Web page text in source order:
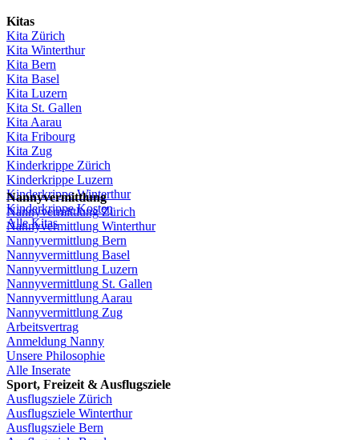
Kitas
Kita Zürich
Kita Winterthur
Kita Bern
Kita Basel
Kita Luzern
Kita St. Gallen
Kita Aarau
Kita Fribourg
Kita Zug
Kinderkrippe Zürich
Kinderkrippe Luzern
KinderkrippeWinterthur
Kinderkrippe Kosten
Alle Kitas
Nannyvermittlung
Nannyvermittlung Zürich
Nannyvermittlung Winterthur
Nannyvermittlung Bern
Nannyvermittlung Basel
Nannyvermittlung Luzern
Nannyvermittlung St. Gallen
Nannyvermittlung Aarau
Nannyvermittlung Zug
Arbeitsvertrag
Anmeldung Nanny
Unsere Philosophie
Alle Inserate
Sport, Freizeit & Ausflugsziele
Ausflugsziele Zürich
Ausflugsziele Winterthur
Ausflugsziele Bern